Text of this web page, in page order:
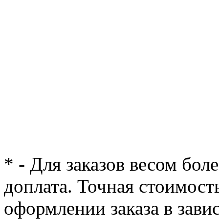
* - Для заказов весом
доплата. Точная
оформлении заказа в